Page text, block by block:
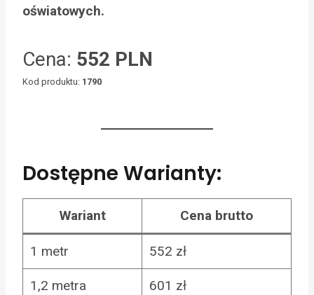
oświatowych.
Cena: 552 PLN
Kod produktu: 1790
Dostępne Warianty:
Wariant Cena brutto
1 metr 552 zł
1,2 metra 601 zł